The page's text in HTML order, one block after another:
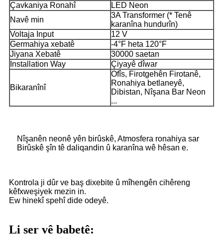
Çavkaniya Ronahî
LED Neon
Navê min
3A Transformer (* Tenê
karanîna hundurîn)
Voltaja Input
12 V
Germahiya xebatê
-4°F heta 120°F
Jiyana Xebatê
30000 saetan
Installation Way
Çiyayê dîwar
Bikaranînî
Ofîs, Firotgehên Firotanê,
Ronahiya betlaneyê,
Dibistan, Nîşana Bar Neon
...
Nîşanên neonê yên birûskê, Atmosfera ronahiya sar
Birûskê şîn tê daliqandin û karanîna wê hêsan e.
Kontrola ji dûr ve baş dixebite û mîhengên cihêreng
kêfxweşiyek mezin in.
Ew hinekî spehî dide odeyê.
Li ser vê babetê: